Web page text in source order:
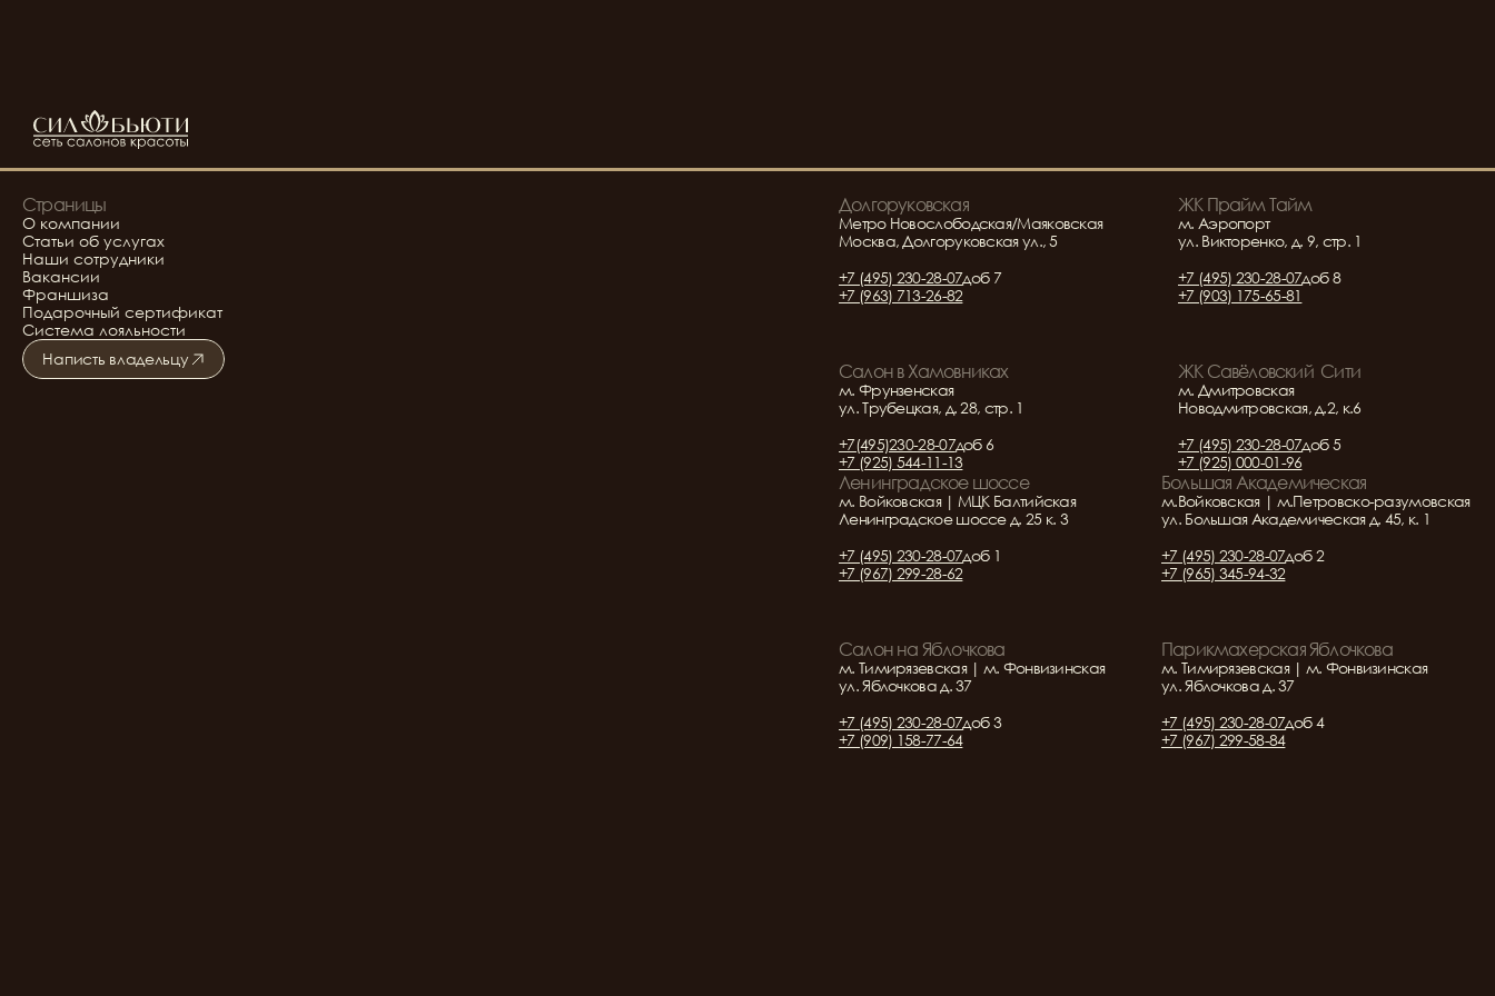
Страницы
О компании
Статьи об услугах
Наши сотрудники
Вакансии
Франшиза
Подарочный сертификат
Система лояльности
Написть владельцу
Долгоруковская
Метро Новослободская/Маяковская
Москва, Долгоруковская ул., 5
+7 (495) 230-28-07доб 7
+7 (963) 713-26-82
ЖК Прайм Тайм
м. Аэропорт
ул. Викторенко, д. 9, стр. 1
+7 (495) 230-28-07доб 8
+7 (903) 175-65-81
Салон в Хамовниках
м. Фрунзенская
ул. Трубецкая, д. 28, стр. 1
+7(495)230-28-07доб 6
+7 (925) 544-11-13
ЖК Савёловский  Сити
м. Дмитровская
Новодмитровская, д.2, к.6
+7 (495) 230-28-07доб 5
+7 (925) 000-01-96
Ленинградское шоссе
м. Войковская | МЦК Балтийская
Ленинградское шоссе д. 25 к. 3
+7 (495) 230-28-07доб 1
+7 (967) 299-28-62
Большая Академическая
м.Войковская | м.Петровско-разумовская
ул. Большая Академическая д. 45, к. 1
+7 (495) 230-28-07доб 2
+7 (965) 345-94-32
Салон на Яблочкова
м. Тимирязевская | м. Фонвизинская
ул. Яблочкова д. 37
+7 (495) 230-28-07доб 3
+7 (909) 158-77-64
Парикмахерская Яблочкова
м. Тимирязевская | м. Фонвизинская
ул. Яблочкова д. 37
+7 (495) 230-28-07доб 4
+7 (967) 299-58-84